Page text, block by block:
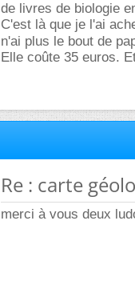
de livres de biologie
C'est là que je l'ai
n'ai plus le bout de
Elle coûte 35 euros.
Re : carte
merci à vous deux